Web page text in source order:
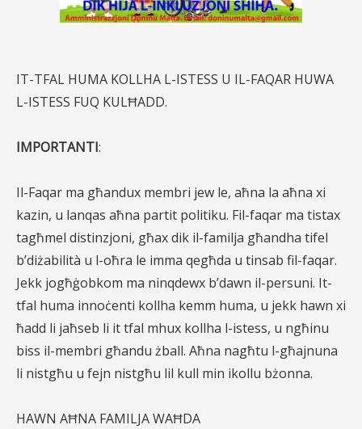
IT-TFAL HUMA KOLLHA L-ISTESS U IL-FAQAR HUWA
L-ISTESS FUQ KULĦADD.
IMPORTANTI:
Il-Faqar ma għandux membri jew le, aħna la aħna xi
kazin, u lanqas aħna partit politiku. Fil-faqar ma tistax
tagħmel distinzjoni, għax dik il-familja għandha tifel
b’diżabilità u l-oħra le imma qegħda u tinsab fil-faqar.
Jekk jogħġobkom ma ninqdewx b’dawn il-persuni. It-
tfal huma innoċenti kollha kemm huma, u jekk hawn xi
ħadd li jaħseb li it tfal mhux kollha l-istess, u ngħinu
biss il-membri għandu żball. Aħna nagħtu l-għajnuna
li nistgħu u fejn nistgħu lil kull min ikollu bżonna.
HAWN AĦNA FAMILJA WAĦDA